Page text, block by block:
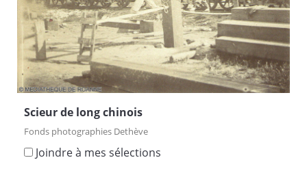
Scieur de long chinois
Fonds photographies Dethève
Joindre à mes sélections